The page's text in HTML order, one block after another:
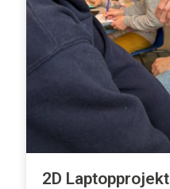
2D Laptopprojekt